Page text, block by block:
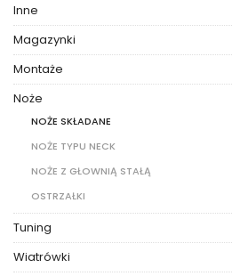
Inne
Magazynki
Montaże
Noże
NOŻE SKŁADANE
NOŻE TYPU NECK
NOŻE Z GŁOWNIĄ STAŁĄ
OSTRZAŁKI
Tuning
Wiatrówki